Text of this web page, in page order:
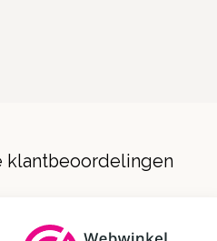
klantbeoordelingen